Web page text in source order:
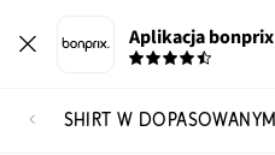
Aplikacja bonprix